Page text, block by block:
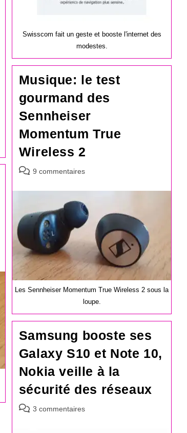
Swisscom fait un geste et booste l'internet des
modestes.
Musique: le test
gourmand des
Sennheiser
Momentum True
Wireless 2
Commentaires
la
9 commentaires
Les Sennheiser Momentum True Wireless 2 sous la
loupe.
Samsung booste ses
Galaxy S10 et Note 10,
Nokia veille à la
sécurité des réseaux
Commentaires
3 commentaires